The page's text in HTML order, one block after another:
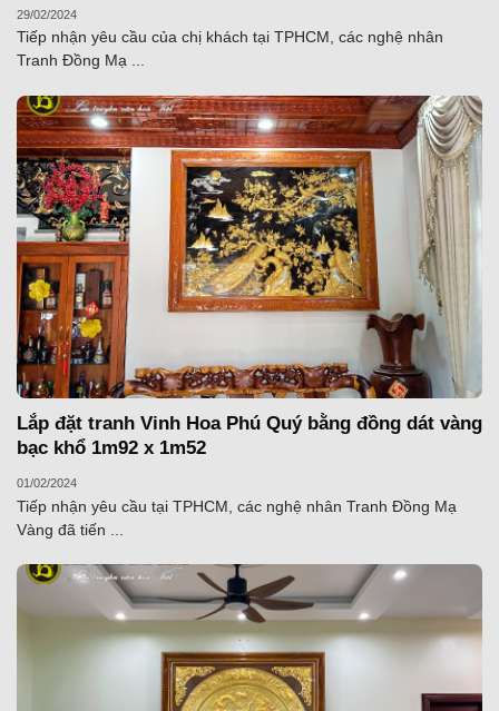
29/02/2024
Tiếp nhận yêu cầu của chị khách tại TPHCM, các nghệ nhân
Tranh Đồng Mạ ...
Lắp đặt tranh Vinh Hoa Phú Quý bằng đồng dát vàng
bạc khổ 1m92 x 1m52
01/02/2024
Tiếp nhận yêu cầu tại TPHCM, các nghệ nhân Tranh Đồng Mạ
Vàng đã tiến ...